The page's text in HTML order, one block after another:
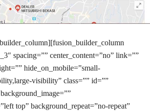
spacing=”” center_content=”no” link=””
hide_on_mobile=”small-
visibility” class=”” id=””
top” background_repeat=”no-repeat”